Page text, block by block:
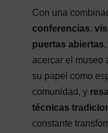
Con una
conferencias,
puertas abiertas
acercar el museo
su papel como
comunidad, y
técnicas
constante